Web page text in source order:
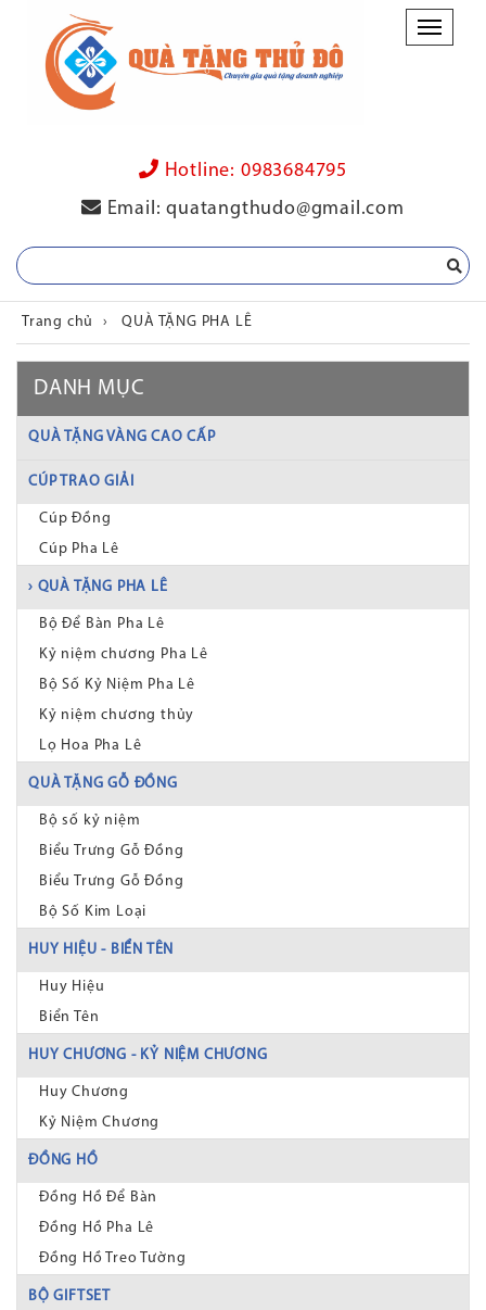
Danh
mục
Hotline: 0983684795
Email:quatangthudo@gmail.com
Trang chủ › QUÀ TẶNG PHA LÊ
DANH MỤC
QUÀ TẶNG VÀNG CAO CẤP
CÚP TRAO GIẢI
Cúp Đồng
Cúp Pha Lê
› QUÀ TẶNG PHA LÊ
Bộ Để Bàn Pha Lê
Kỷ niệm chương Pha Lê
Bộ Số Kỷ Niệm Pha Lê
Kỷ niệm chương thủy
Lọ Hoa Pha Lê
QUÀ TẶNG GỖ ĐỒNG
Bộ số kỷ niệm
Biểu Trưng Gỗ Đồng
Biểu Trưng Gỗ Đồng
Bộ Số Kim Loại
HUY HIỆU - BIỂN TÊN
Huy Hiệu
Biển Tên
HUY CHƯƠNG - KỶ NIỆM CHƯƠNG
Huy Chương
Kỷ Niệm Chương
ĐỒNG HỒ
Đồng Hồ Để Bàn
Đồng Hồ Pha Lê
Đồng Hồ Treo Tường
BỘ GIFTSET